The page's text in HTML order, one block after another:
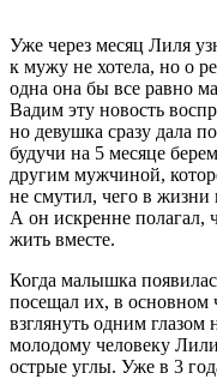
Уже через месяц Лиля
к мужу не хотела, но о
одна она бы все равно
Вадим эту новость
но девушка сразу дала
будучи на 5 месяце
другим мужчиной,
не смутил, чего в жизни
А он искренне
жить вместе.
Когда малышка
посещал их, в основном
взглянуть одним глазом
молодому человеку
острые углы. Уже в 3